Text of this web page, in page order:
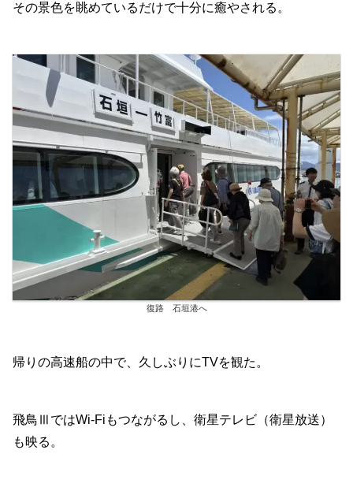
その景色を眺めているだけで十分に癒やされる。
復路 石垣港へ
帰りの高速船の中で、久しぶりにTVを観た。
飛鳥ⅢではWi-Fiもつながるし、衛星テレビ（衛星放送）
も映る。